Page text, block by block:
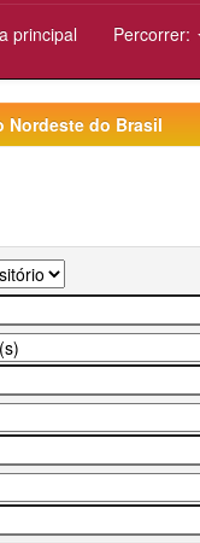
principal Percorrer:
Nordeste do Brasil